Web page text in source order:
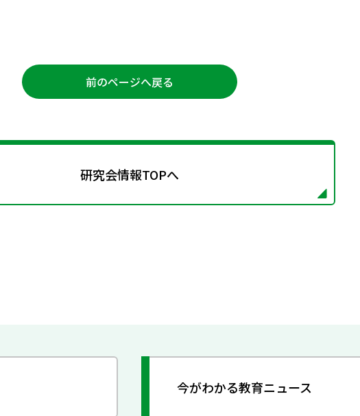
前のページへ戻る
研究会情報TOPへ
今がわかる教育ニュース